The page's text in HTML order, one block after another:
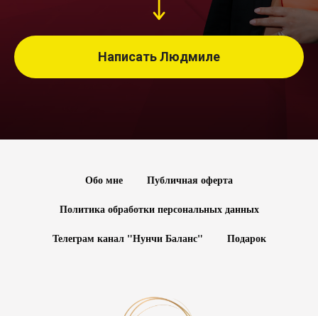
Написать Людмиле
Обо мне
Публичная оферта
Политика обработки персональных данных
Телеграм канал "Нунчи Баланс"
Подарок